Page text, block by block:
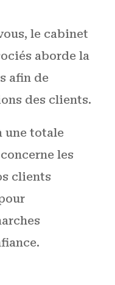
le cabinet
aborde la
afin de
des clients.
une totale
les
clients